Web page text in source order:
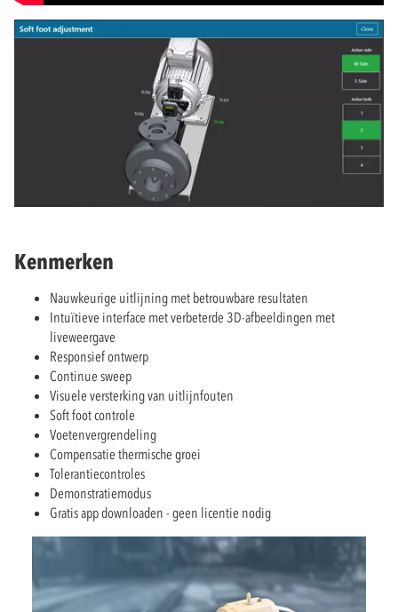
Kenmerken
Nauwkeurige uitlijning met betrouwbare resultaten
Intuïtieve interface met verbeterde 3D-afbeeldingen met
liveweergave
Responsief ontwerp
Continue sweep
Visuele versterking van uitlijnfouten
Soft foot controle
Voetenvergrendeling
Compensatie thermische groei
Tolerantiecontroles
Demonstratiemodus
Gratis app downloaden - geen licentie nodig